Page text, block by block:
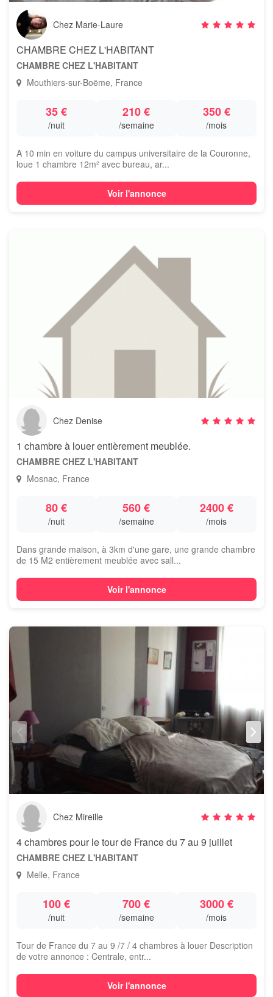
Chez Marie-Laure
CHAMBRE CHEZ L'HABITANT
CHAMBRE CHEZ L'HABITANT
Mouthiers-sur-Boëme, France
35 €
/nuit
210 €
/semaine
350 €
/mois
A 10 min en voiture du campus universitaire de la Couronne,
loue 1 chambre 12m² avec bureau, ar...
Voir l'annonce
Chez Denise
1 chambre à louer entièrement meublée.
CHAMBRE CHEZ L'HABITANT
Mosnac, France
80 €
/nuit
560 €
/semaine
2400 €
/mois
Dans grande maison, à 3km d'une gare, une grande chambre
de 15 M2 entièrement meublée avec sall...
Voir l'annonce
Chez Mireille
4 chambres pour le tour de France du 7 au 9 juillet
CHAMBRE CHEZ L'HABITANT
Melle, France
100 €
/nuit
700 €
/semaine
3000 €
/mois
Tour de France du 7 au 9 /7 / 4 chambres à louer Description
de votre annonce : Centrale, entr...
Voir l'annonce